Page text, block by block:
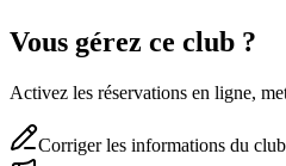
Vous gérez ce club ?
Activez les réservations en ligne,
Corriger les informations du club